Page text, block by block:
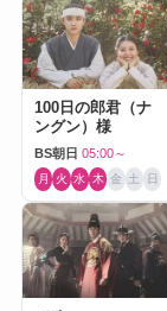
100日の郎君（ナ
ングン）様
BS朝日 05:00～
月 火 水 木 金 土 日